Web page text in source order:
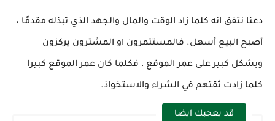
دعنا نتفق انه كلما زاد الوقت والمال والجهد الذي تبذله مقدمًا ،
أصبح البيع أسهل. فالمستتمرون او المشترون يركزون
وبشكل كبير على عمر الموقع ، فكلما كان عمر الموقع كبيرا
كلما زادت ثقتهم في الشراء والاستخواذ.
قد يعجبك ايضا